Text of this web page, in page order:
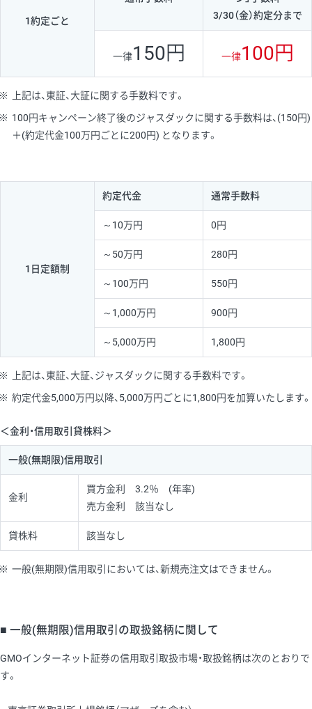
1約定ごと
3/30（金）約定分まで
一律150円 一律100円
上記は、東証、大証に関する手数料です。
100円キャンペーン終了後のジャスダックに関する手数料は、(150円)
＋(約定代金100万円ごとに200円) となります。
1日定額制
約定代金 通常手数料
～10万円 0円
～50万円 280円
～100万円 550円
～1,000万円 900円
～5,000万円 1,800円
上記は、東証、大証、ジャスダックに関する手数料です。
約定代金5,000万円以降、5,000万円ごとに1,800円を加算いたします。
＜金利・信用取引貸株料＞
一般(無期限)信用取引
金利
買方金利 3.2％ (年率)
売方金利 該当なし
貸株料 該当なし
一般(無期限)信用取引においては、新規売注文はできません。
■ 一般(無期限)信用取引の取扱銘柄に関して
GMOインターネット証券の信用取引取扱市場・取扱銘柄は次のとおりで
す。